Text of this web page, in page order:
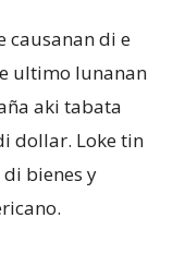
causanan di e
ultimo lunanan
aki tabata
dollar. Loke tin
bienes y